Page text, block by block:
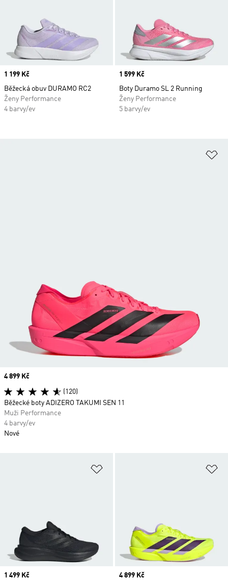
Price
1 199 Kč
Běžecká obuv DURAMO RC2
Ženy Performance
4 barvy/ev
Price
1 599 Kč
Boty Duramo SL 2 Running
Ženy Performance
5 barvy/ev
Price
1 499 Kč
Price
4 899 Kč
Price
4 899 Kč
(120)
Běžecké boty ADIZERO TAKUMI SEN 11
Muži Performance
4 barvy/ev
Nové